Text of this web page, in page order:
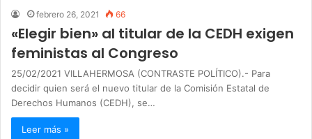
febrero 26, 2021 66
«Elegir bien» al titular de la CEDH exigen
feministas al Congreso
25/02/2021 VILLAHERMOSA (CONTRASTE POLÍTICO).- Para
decidir quien será el nuevo titular de la Comisión Estatal de
Derechos Humanos (CEDH), se…
Leer más »